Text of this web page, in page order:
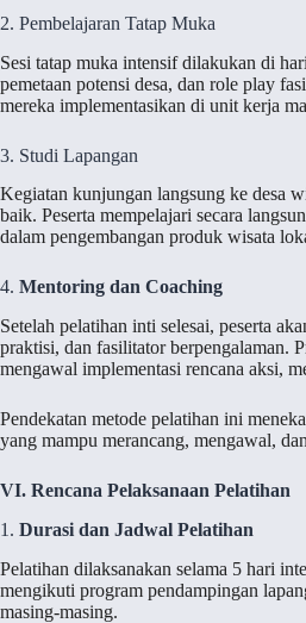
2. Pembelajaran Tatap Muka
Sesi tatap muka intensif dilakukan di
pemetaan potensi desa, dan role play
mereka implementasikan di unit kerja
3. Studi Lapangan
Kegiatan kunjungan langsung ke desa
baik. Peserta mempelajari secara
dalam pengembangan produk wisata
4. Mentoring dan Coaching
Setelah pelatihan inti selesai, peserta
praktisi, dan fasilitator berpengalaman.
mengawal implementasi rencana aksi,
Pendekatan metode pelatihan ini
yang mampu merancang, mengawal,
VI. Rencana Pelaksanaan Pelatihan
1. Durasi dan Jadwal Pelatihan
Pelatihan dilaksanakan selama 5 hari
mengikuti program pendampingan
masing-masing.